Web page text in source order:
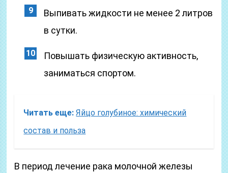
Выпивать жидкости не менее 2 литров
в сутки.
Повышать физическую активность,
заниматься спортом.
Читать еще: Яйцо голубиное: химический
состав и польза
В период лечение рака молочной железы